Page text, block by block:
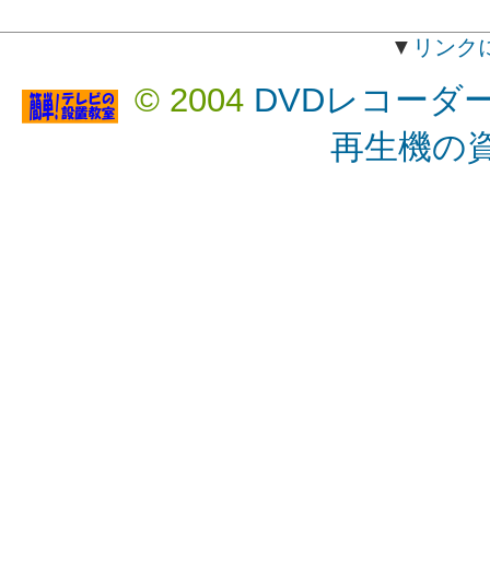
▼ リンク
© 2004 DVDレコーダ
再生機の